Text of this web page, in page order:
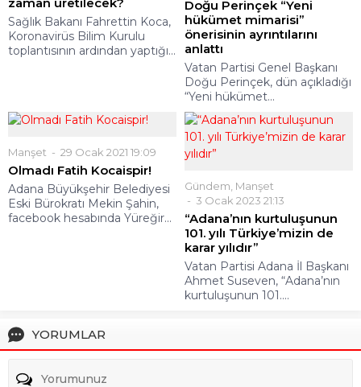
Sağlık Bakanı Fahrettin Koca,
Koronavirüs Bilim Kurulu
toplantısının ardından yaptığı...
Doğu Perinçek “Yeni
hükümet mimarisi”
önerisinin ayrıntılarını
anlattı
Vatan Partisi Genel Başkanı
Doğu Perinçek, dün açıkladığı
“Yeni hükümet...
Manşet 29 Ocak 2021 19:09
Olmadı Fatih Kocaispir!
Adana Büyükşehir Belediyesi
Eski Bürokratı Mekin Şahin,
facebook hesabında Yüreğir...
Gündem Manşet
3 Ocak 2023 21:13
“Adana’nın kurtuluşunun
101. yılı Türkiye’mizin de
karar yılıdır”
Vatan Partisi Adana İl Başkanı
Ahmet Suseven, “Adana’nın
kurtuluşunun 101....
YORUMLAR